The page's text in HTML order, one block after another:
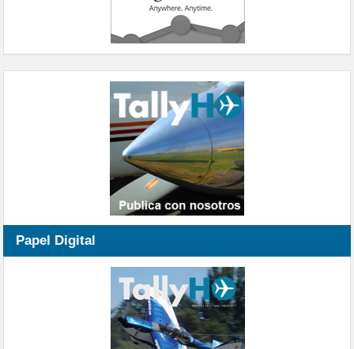
Papel Digital